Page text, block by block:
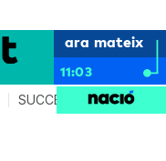
ara mateix
11:03
SUCCESSOS